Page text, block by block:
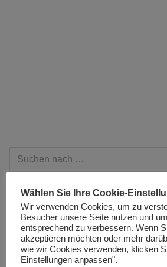
Neueste Beiträge
Atalante Grand Réserve – im Test
Atalante Grand Réserve – Testbericht
Wählen Sie Ihre Cookie-
Wir verwenden Cookies, um zu
Besucher unsere Seite nutzen und
entsprechend zu verbessern. Wenn
akzeptieren möchten oder mehr
wie wir Cookies verwenden, klicken
Einstellungen anpassen".